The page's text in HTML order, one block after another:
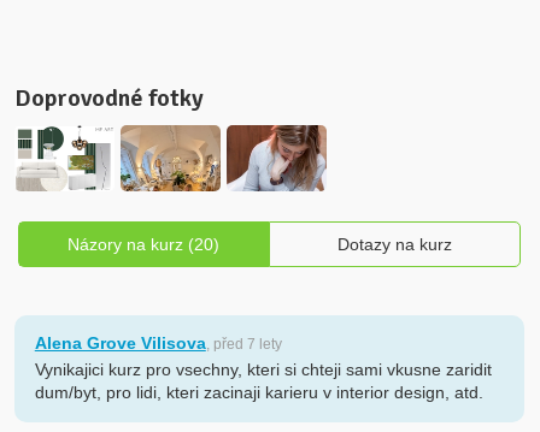
Doprovodné fotky
Názory na kurz (20) Dotazy na kurz
Alena Grove Vilisova, před 7 lety
Vynikajici kurz pro vsechny, kteri si chteji sami vkusne zaridit
dum/byt, pro lidi, kteri zacinaji karieru v interior design, atd.